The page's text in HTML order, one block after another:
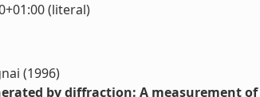
(literal)
(1996)
by diffraction: A measurement